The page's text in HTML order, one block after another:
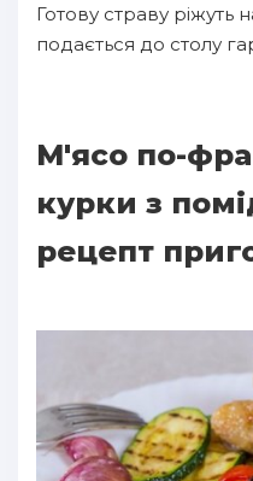
Готову страву ріжуть
подається до столу
М'ясо по-
курки з
рецепт